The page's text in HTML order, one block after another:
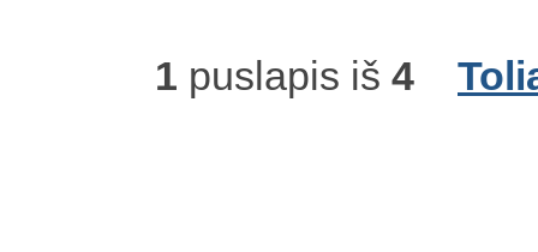
1 puslapis iš 4